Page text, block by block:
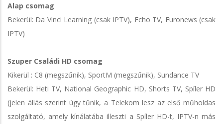
Alap csomag
Bekerül: Da Vinci Learning (csak IPTV), Echo TV, Euronews (csak
IPTV)
Szuper Családi HD csomag
Kikerül : C8 (megszűnik), SportM (megszűnik), Sundance TV
Bekerül: Heti TV, National Geographic HD, Shorts TV, Spíler HD
(jelen állás szerint úgy tűnik, a Telekom lesz az első műholdas
szolgáltató, amely kínálatába illeszti a Spíler HD-t, IPTV-n más